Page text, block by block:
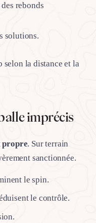
rebonds
solutions.
la distance et la
imprécis
propre. Sur terrain
sanctionnée.
le spin.
le contrôle.